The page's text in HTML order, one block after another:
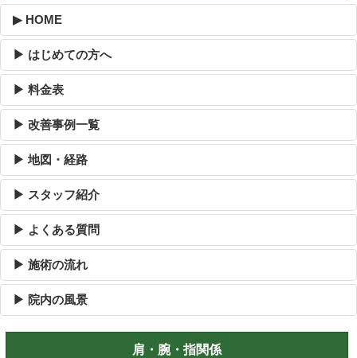
▶ HOME
▶ はじめての方へ
▶ 料金表
▶ 改善事例一覧
▶ 地図・経路
▶ スタッフ紹介
▶ よくある質問
▶ 施術の流れ
▶ 院内の風景
肩・腕・指関係